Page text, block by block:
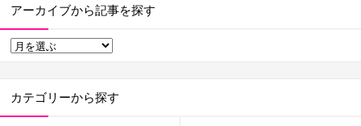
アーカイブから記事を探す
カテゴリーから探す